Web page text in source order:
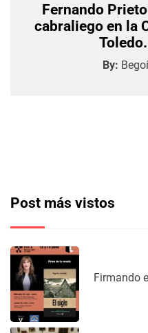
Fernando
cabraliego en la
By:
Post más vistos
Firmando